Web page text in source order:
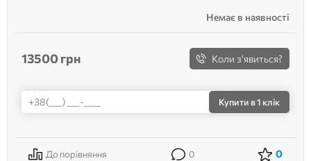
Немає в наявності
13500 грн Коли з'явиться?
Купити в 1 клік
До порівняння 0 0